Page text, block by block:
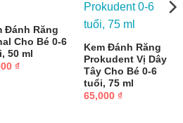
Đánh Răng
Cho Bé 0-6
50 ml
₫
Kem Đánh Răng
Prokudent Vị Dây
Tây Cho Bé 0-6
tuổi, 75 ml
65,000 ₫